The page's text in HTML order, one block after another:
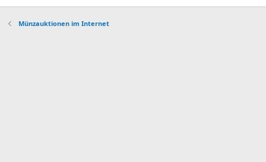
Münzauktionen im Internet